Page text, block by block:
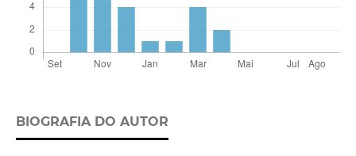
BIOGRAFIA DO AUTOR